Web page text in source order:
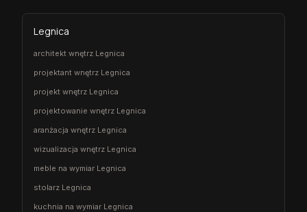
Legnica
architekt wnętrz Legnica
projektant wnętrz Legnica
projekt wnętrz Legnica
projektowanie wnętrz Legnica
aranżacja wnętrz Legnica
wizualizacja wnętrz Legnica
meble na wymiar Legnica
stolarz Legnica
kuchnia na wymiar Legnica